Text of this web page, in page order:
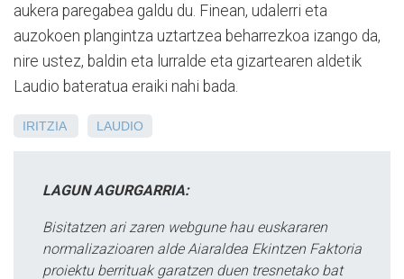
aukera paregabea galdu du. Finean, udalerri eta
auzokoen plangintza uztartzea beharrezkoa izango da,
nire ustez, baldin eta lurralde eta gizartearen aldetik
Laudio bateratua eraiki nahi bada.
IRITZIA LAUDIO
LAGUN AGURGARRIA:
Bisitatzen ari zaren webgune hau euskararen
normalizazioaren alde Aiaraldea Ekintzen Faktoria
proiektu berrituak garatzen duen tresnetako bat